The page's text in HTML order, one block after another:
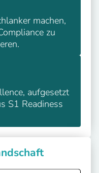
machen,
zu
aufgesetzt
S1 Readiness